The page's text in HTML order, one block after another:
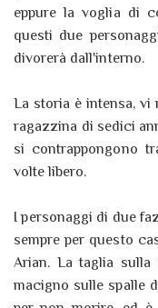
eppure la voglia di
questi due
divorerà dall'interno.
La storia è intensa, vi
ragazzina di sedici
si contrappongono
volte libero.
I personaggi di due
sempre per questo
Arian. La taglia sulla
macigno sulle spalle